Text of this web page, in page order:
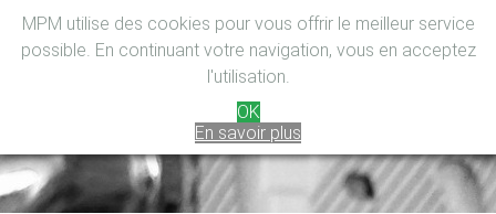
MPM utilise des cookies pour vous offrir le meilleur service
possible. En continuant votre navigation, vous en acceptez
l'utilisation.
OK
En savoir plus